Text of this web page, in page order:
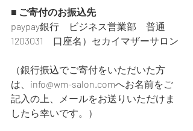
■ ご寄付のお振込先
paypay銀行　ビジネス営業部　普通
1203031　口座名）セカイマザーサロン
（銀行振込でご寄付をいただいた方
は、info@wm-salon.comへお名前をご
記入の上、メールをお送りいただけま
したら幸いです。）